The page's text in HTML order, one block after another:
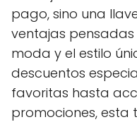
pago, sino una
ventajas
moda y el estilo
descuentos
favoritas hasta
promociones, esta